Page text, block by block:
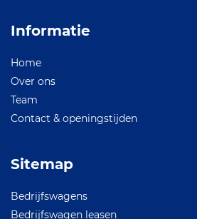
Informatie
Home
Over ons
Team
Contact & openingstijden
Sitemap
Bedrijfswagens
Bedrijfswagen leasen